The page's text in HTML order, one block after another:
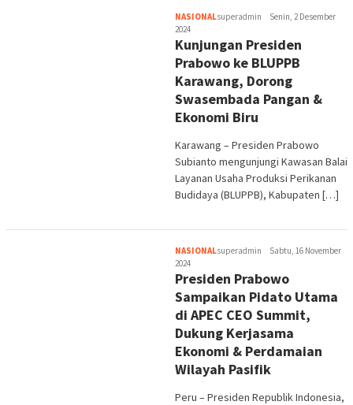
NASIONALsuperadmin
Senin, 2 Desember
2024
Kunjungan Presiden
Prabowo ke BLUPPB
Karawang, Dorong
Swasembada Pangan &
Ekonomi Biru
Karawang – Presiden Prabowo
Subianto mengunjungi Kawasan Balai
Layanan Usaha Produksi Perikanan
Budidaya (BLUPPB), Kabupaten […]
NASIONALsuperadmin
Sabtu, 16 November
2024
Presiden Prabowo
Sampaikan Pidato Utama
di APEC CEO Summit,
Dukung Kerjasama
Ekonomi & Perdamaian
Wilayah Pasifik
Peru – Presiden Republik Indonesia,